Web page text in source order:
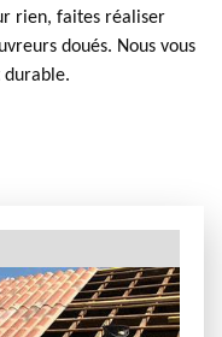
rien, faites réaliser
doués. Nous vous
durable.